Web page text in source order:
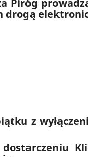
drogą
z